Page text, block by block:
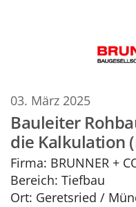
03. März 2025
Bauleiter
die Kalkulation
Firma: BRUNNER +
Bereich: Tiefbau
Ort: Geretsried /